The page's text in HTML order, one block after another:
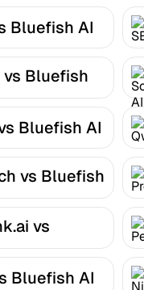
Bluefish AI
vs Bluefish
Bluefish AI
vs Bluefish
vs
Bluefish AI